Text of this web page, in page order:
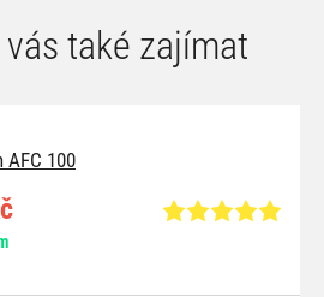
také zajímat
AFC 100